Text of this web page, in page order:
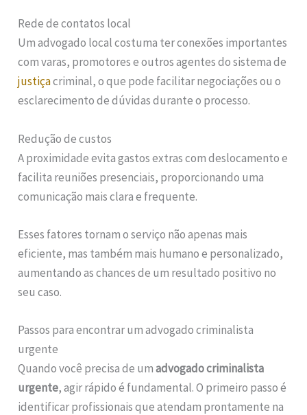
Rede de contatos local
Um advogado local costuma ter conexões importantes
com varas, promotores e outros agentes do sistema de
justiçacriminal, o que pode facilitar negociações ou o
esclarecimento de dúvidas durante o processo.
Redução de custos
A proximidade evita gastos extras com deslocamento e
facilita reuniões presenciais, proporcionando uma
comunicação mais clara e frequente.
Esses fatores tornam o serviço não apenas mais
eficiente, mas também mais humano e personalizado,
aumentando as chances de um resultado positivo no
seu caso.
Passos para encontrar um advogado criminalista
urgente
Quando você precisa de umadvogado criminalista
urgente, agir rápido é fundamental. O primeiro passo é
identificar profissionais que atendam prontamente na